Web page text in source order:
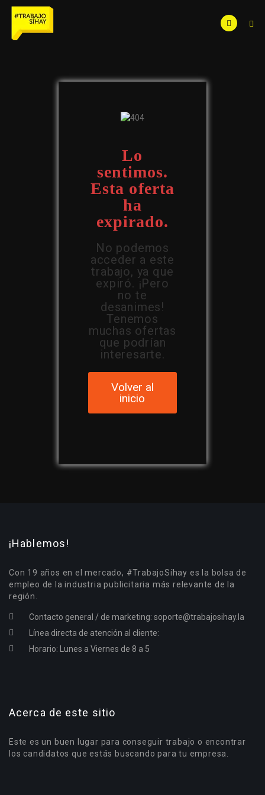
Lo
sentimos.
Esta oferta
ha
expirado.
No podemos
acceder a este
trabajo, ya que
expiró. ¡Pero
no te
desanimes!
Tenemos
muchas ofertas
que podrían
interesarte.
Volver al
inicio
¡Hablemos!
Con 19 años en el mercado, #TrabajoSíhay es la bolsa de
empleo de la industria publicitaria más relevante de la
región.
Contacto general / de marketing: soporte@trabajosihay.la
Línea directa de atención al cliente:
Horario: Lunes a Viernes de 8 a 5
Acerca de este sitio
Este es un buen lugar para conseguir trabajo o encontrar
los candidatos que estás buscando para tu empresa.